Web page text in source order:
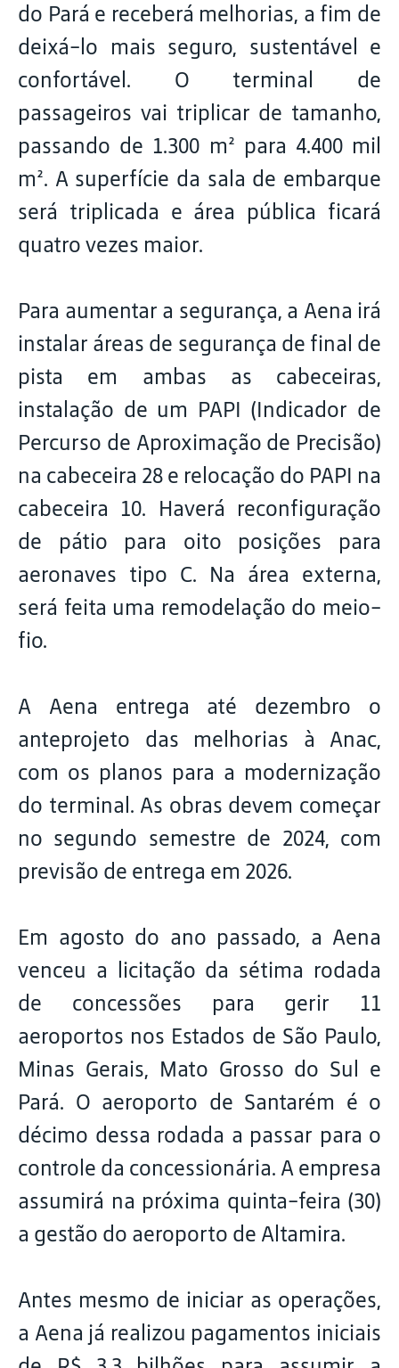
do Pará e receberá melhorias, a fim de
deixá-lo mais seguro, sustentável e
confortável. O terminal de
passageiros vai triplicar de tamanho,
passando de 1.300 m² para 4.400 mil
m². A superfície da sala de embarque
será triplicada e área pública ficará
quatro vezes maior.
Para aumentar a segurança, a Aena irá
instalar áreas de segurança de final de
pista em ambas as cabeceiras,
instalação de um PAPI (Indicador de
Percurso de Aproximação de Precisão)
na cabeceira 28 e relocação do PAPI na
cabeceira 10. Haverá reconfiguração
de pátio para oito posições para
aeronaves tipo C. Na área externa,
será feita uma remodelação do meio-
fio.
A Aena entrega até dezembro o
anteprojeto das melhorias à Anac,
com os planos para a modernização
do terminal. As obras devem começar
no segundo semestre de 2024, com
previsão de entrega em 2026.
Em agosto do ano passado, a Aena
venceu a licitação da sétima rodada
de concessões para gerir 11
aeroportos nos Estados de São Paulo,
Minas Gerais, Mato Grosso do Sul e
Pará. O aeroporto de Santarém é o
décimo dessa rodada a passar para o
controle da concessionária. A empresa
assumirá na próxima quinta-feira (30)
a gestão do aeroporto de Altamira.
Antes mesmo de iniciar as operações,
a Aena já realizou pagamentos iniciais